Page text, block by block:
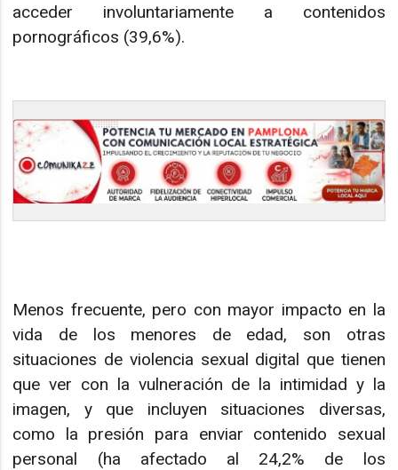
acceder involuntariamente a contenidos
pornográficos (39,6%).
Menos frecuente, pero con mayor impacto en la
vida de los menores de edad, son otras
situaciones de violencia sexual digital que tienen
que ver con la vulneración de la intimidad y la
imagen, y que incluyen situaciones diversas,
como la presión para enviar contenido sexual
personal (ha afectado al 24,2% de los